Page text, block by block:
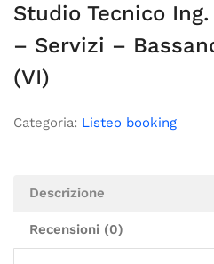
Studio Tecnico
– Servizi –
(VI)
Categoria: Listeo booking
Descrizione
Recensioni (0)